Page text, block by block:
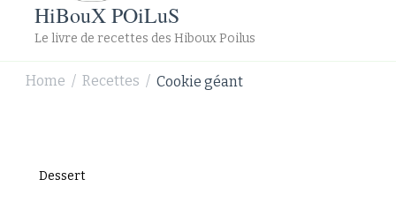
HiBouX POiLuS
Le livre de recettes des Hiboux Poilus
Home / Recettes / Cookie géant
Dessert